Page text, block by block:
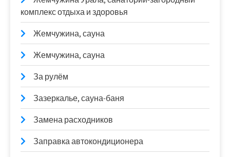
комплекс отдыха и здоровья
Жемчужина, сауна
Жемчужина, сауна
За рулём
Зазеркалье, сауна-баня
Замена расходников
Заправка автокондиционера